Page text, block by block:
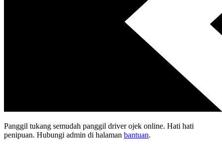
Panggil tukang semudah panggil driver ojek online. Hati hati
penipuan. Hubungi admin di halaman bantuan.